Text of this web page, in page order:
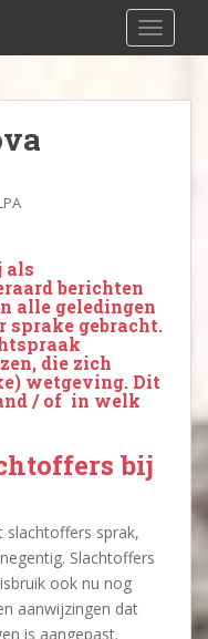
als
berichten
alle geledingen
sprake gebracht.
die zich
wetgeving. Dit
/ of in welk
bij
sprak,
Slachtoffers
ook nu nog
aanwijzingen dat
is aangepast.